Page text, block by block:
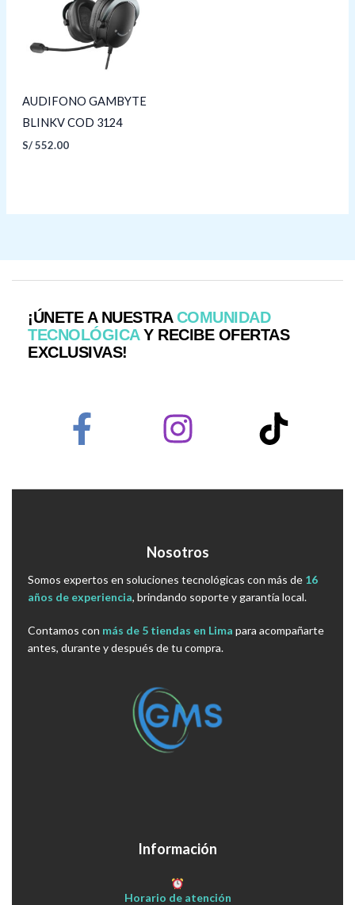
AUDIFONO GAMBYTE
BLINKV COD 3124
S/552.00
¡ÚNETE A NUESTRACOMUNIDAD
TECNOLÓGICAY RECIBE OFERTAS
EXCLUSIVAS!
Nosotros
Somos expertos en soluciones tecnológicas con más de 16
años de experiencia, brindando soporte y garantía local.
Contamos con más de 5 tiendas en Lima para acompañarte
antes, durante y después de tu compra.
Información
Horario de atención